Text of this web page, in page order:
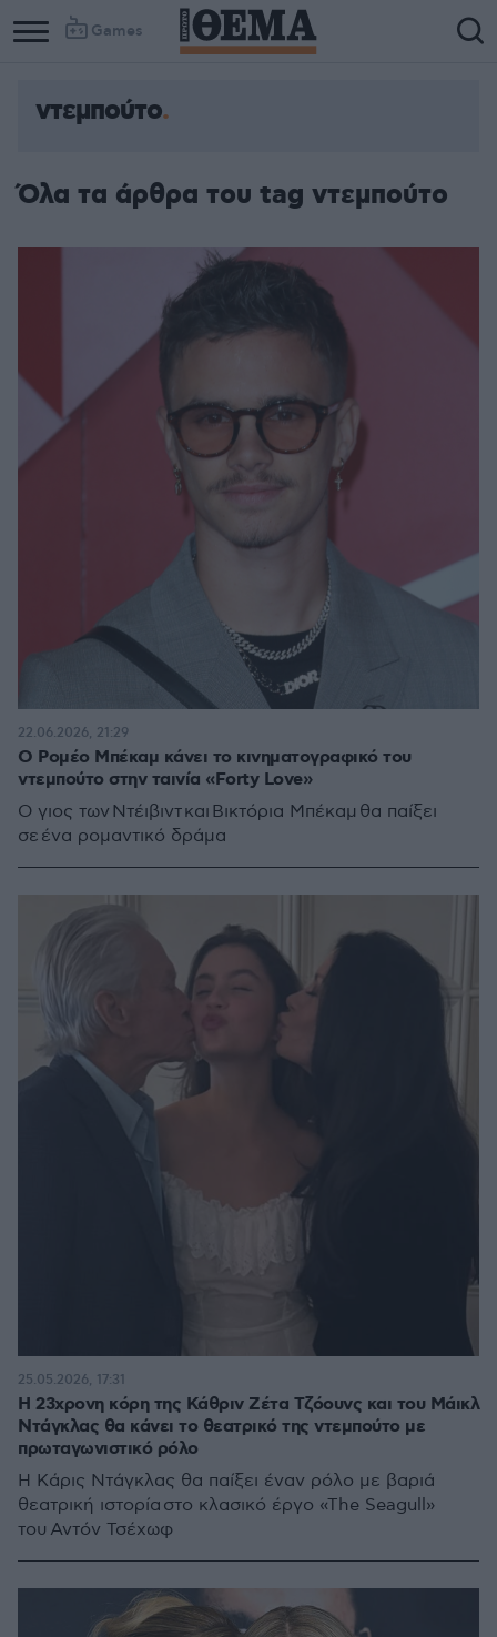
Games
ντεμπούτο
Όλα τα άρθρα του tag ντεμπούτο
Ο Ρομέο Μπέκαμ κάνει το κινηματογραφικό του
ντεμπούτο στην ταινία «Forty Love»
Ο γιος των Ντέιβιντ και Βικτόρια Μπέκαμ θα παίξει
σε ένα ρομαντικό δράμα
22.06.2026, 21:29
Η 23χρονη κόρη της Κάθριν Ζέτα Τζόουνς και του Μάικλ
Ντάγκλας θα κάνει το θεατρικό της ντεμπούτο με
πρωταγωνιστικό ρόλο
Η Κάρις Ντάγκλας θα παίξει έναν ρόλο με βαριά
θεατρική ιστορία στο κλασικό έργο «The Seagull»
του Αντόν Τσέχωφ
25.05.2026, 17:31